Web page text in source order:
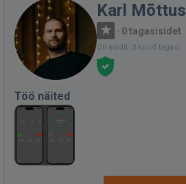
Karl Mõttus
· 0 tagasisidet
Oli saidil: 3 kuud tagasi
Töö näited